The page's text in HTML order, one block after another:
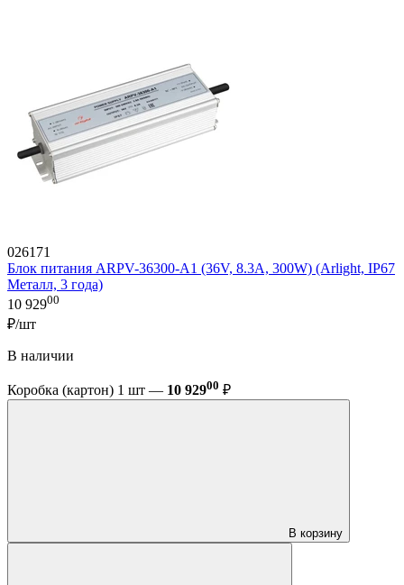
026171
Блок питания ARPV-36300-A1 (36V, 8.3A, 300W) (Arlight, IP67
Металл, 3 года)
10 92900
₽/шт
В наличии
Коробка (картон) 1 шт — 10 92900 ₽
В корзину